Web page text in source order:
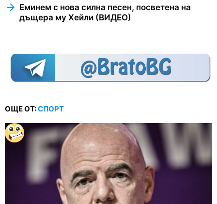
Еминем с нова силна песен, посветена на
дъщера му Хейли (ВИДЕО)
ОЩЕ ОТ:СПОРТ